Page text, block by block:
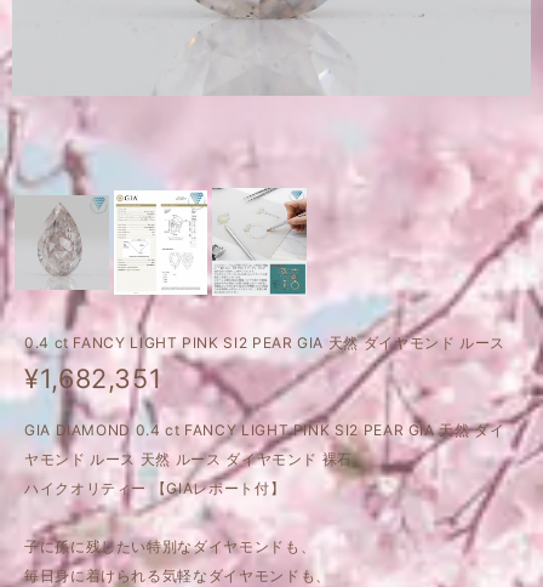
0.4 ct FANCY LIGHT PINK SI2 PEAR GIA 天然 ダイヤモンド ルース
¥1,682,351
GIA DIAMOND 0.4 ct FANCY LIGHT PINK SI2 PEAR GIA 天然 ダイ
ヤモンド ルース 天然 ルース ダイヤモンド 裸石
ハイクオリティー 【GIAレポート付】
子に孫に残したい特別なダイヤモンドも、
毎日身に着けられる気軽なダイヤモンドも、